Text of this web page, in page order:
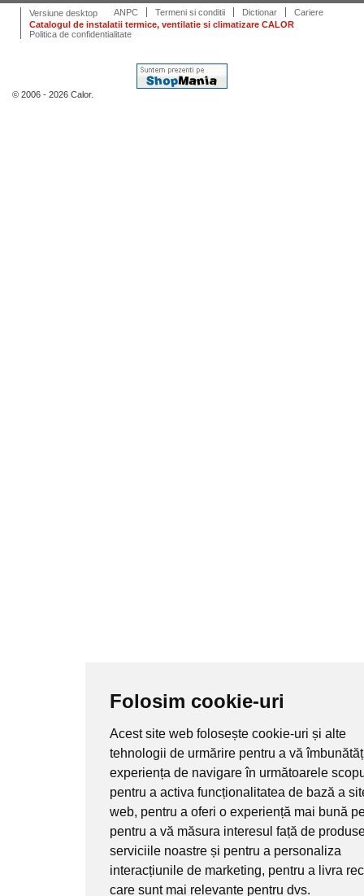
Folosim cookie-uri
Acest site web folosește cookie-uri și alte
tehnologii de urmărire pentru a vă
experiența de navigare în următoarele
pentru a activa funcționalitatea de bază a
web, pentru a oferi o experiență mai bună
pentru a vă măsura interesul față de
serviciile noastre și pentru a personaliza
interacțiunile de marketing, pentru a livra
care sunt mai relevante pentru dvs.
Versiune desktop ANPC Termeni si conditii Dictionar
Cariere
Catalogul de instalatii termice, ventilatie si climatizare CALOR
Politica de confidentialitate
© 2006 - 2026 Calor.